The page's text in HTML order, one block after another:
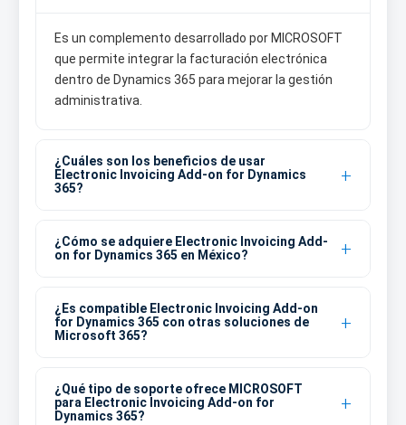
Es un complemento desarrollado por MICROSOFT
que permite integrar la facturación electrónica
dentro de Dynamics 365 para mejorar la gestión
administrativa.
¿Cuáles son los beneficios de usar
Electronic Invoicing Add-on for Dynamics
365?
¿Cómo se adquiere Electronic Invoicing Add-
on for Dynamics 365 en México?
¿Es compatible Electronic Invoicing Add-on
for Dynamics 365 con otras soluciones de
Microsoft 365?
¿Qué tipo de soporte ofrece MICROSOFT
para Electronic Invoicing Add-on for
Dynamics 365?